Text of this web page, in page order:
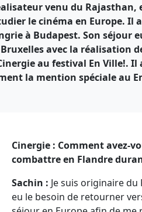
venu du Rajasthan,
le cinéma en Europe. Il
à Budapest. Son séjour
avec la réalisation
au festival En Ville!.
la mention spéciale au
Cinergie : Comment avez-
combattre en Flandre
Sachin : Je suis originaire du
eu le besoin de retourner